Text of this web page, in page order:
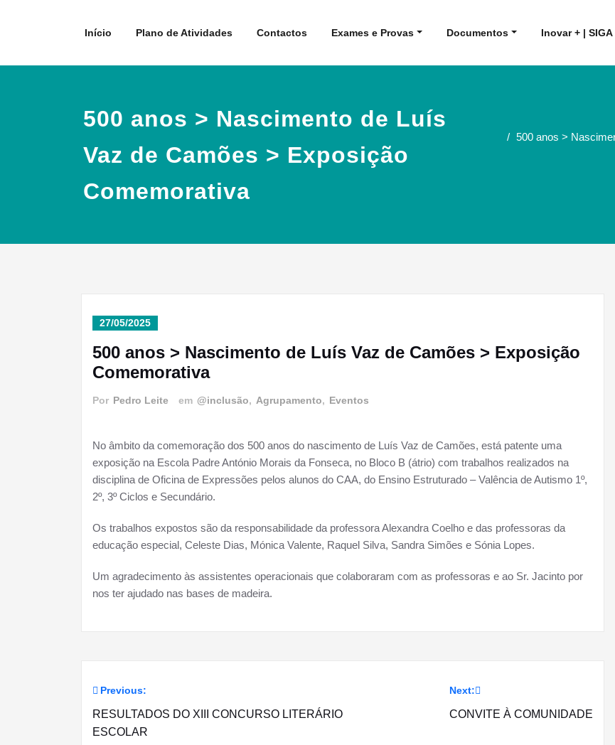
Início Plano de Atividades Contactos Exames e Provas Documentos Inovar + | SIGA
500 anos > Nascimento de Luís
Vaz de Camões > Exposição
Comemorativa
500 anos >
27/05/2025
500 anos > Nascimento de Luís Vaz de Camões > Exposição
Comemorativa
Por Pedro Leite em @inclusão, Agrupamento, Eventos
No âmbito da comemoração dos 500 anos do nascimento de Luís Vaz de Camões, está patente uma
exposição na Escola Padre António Morais da Fonseca, no Bloco B (átrio) com trabalhos realizados na
disciplina de Oficina de Expressões pelos alunos do CAA, do Ensino Estruturado – Valência de Autismo 1º,
2º, 3º Ciclos e Secundário.
Os trabalhos expostos são da responsabilidade da professora Alexandra Coelho e das professoras da
educação especial, Celeste Dias, Mónica Valente, Raquel Silva, Sandra Simões e Sónia Lopes.
Um agradecimento às assistentes operacionais que colaboraram com as professoras e ao Sr. Jacinto por
nos ter ajudado nas bases de madeira.
Navegação
de
Previous:
RESULTADOS DO XIII CONCURSO LITERÁRIO
ESCOLAR
Next:
CONVITE À COMUNIDADE